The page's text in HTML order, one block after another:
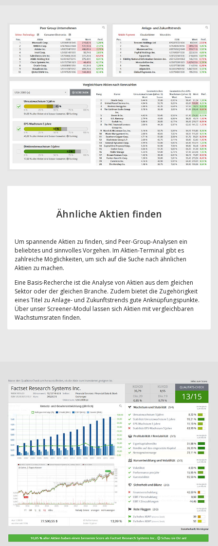
Ähnliche Aktien finden
Um spannende Aktien zu finden, sind Peer-Group-Analysen ein
beliebtes und sinnvolles Vorgehen. Im Aktien-Terminal gibt es
zahlreiche Möglichkeiten, um sich auf die Suche nach ähnlichen
Aktien zu machen.
Eine Basis-Recherche ist die Analyse von Aktien aus dem gleichen
Sektor oder der gleichen Branche. Zudem bietet die Zugehörigkeit
eines Titel zu Anlage- und Zukunftstrends gute Anknüpfungspunkte.
Über unser Screener-Modul lassen sich Aktien mit vergleichbaren
Wachstumsraten finden.